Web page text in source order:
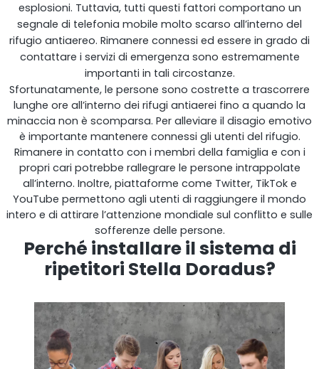
Shark
Analizzatore professionale di segnale
Sentinel
Monitor del rumore del segnale in uplink.
esplosioni. Tuttavia, tutti questi fattori comportano un
segnale di telefonia mobile molto scarso all’interno del
rifugio antiaereo. Rimanere connessi ed essere in grado di
contattare i servizi di emergenza sono estremamente
importanti in tali circostanze.
Sfortunatamente, le persone sono costrette a trascorrere
lunghe ore all’interno dei rifugi antiaerei fino a quando la
minaccia non è scomparsa. Per alleviare il disagio emotivo
è importante mantenere connessi gli utenti del rifugio.
Rimanere in contatto con i membri della famiglia e con i
propri cari potrebbe rallegrare le persone intrappolate
all’interno. Inoltre, piattaforme come Twitter, TikTok e
YouTube permettono agli utenti di raggiungere il mondo
intero e di attirare l’attenzione mondiale sul conflitto e sulle
sofferenze delle persone.
Perché installare il sistema di
ripetitori Stella Doradus?